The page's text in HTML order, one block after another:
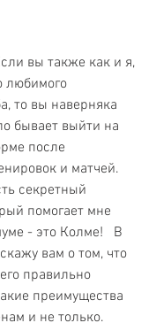
вы также как и я,
любимого
то вы наверняка
бывает выйти на
после
и матчей.
секретный
помогает мне
- это Колме!   В
вам о том, что
правильно
преимущества
и не только.